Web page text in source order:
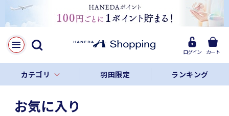
ログイン カート
カテゴリ 羽田限定 ランキング
お気に入り